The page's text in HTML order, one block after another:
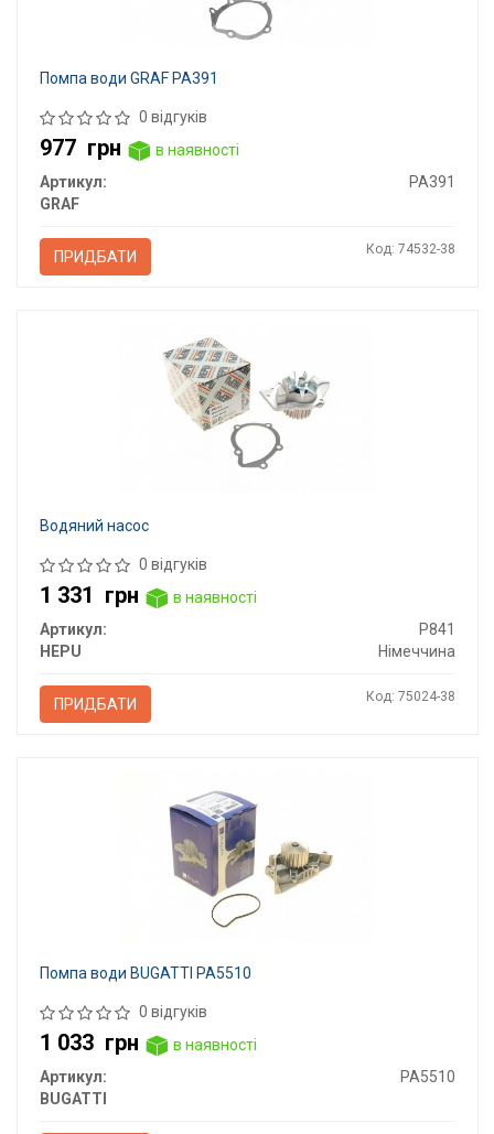
Помпа води GRAF PA391
0 відгуків
977 грн
в наявності
Артикул:
PA391
GRAF
ПРИДБАТИ Код: 74532-38
Водяний насос
0 відгуків
1 331 грн
в наявності
Артикул:
P841
HEPU
Німеччина
ПРИДБАТИ Код: 75024-38
Помпа води BUGATTI PA5510
0 відгуків
1 033 грн
в наявності
Артикул:
PA5510
BUGATTI